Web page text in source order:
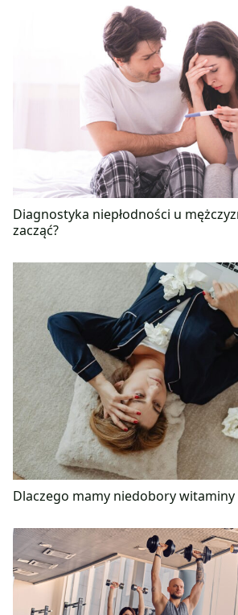
Diagnostyka niepłodności u
zacząć?
Dlaczego mamy niedobory witaminy